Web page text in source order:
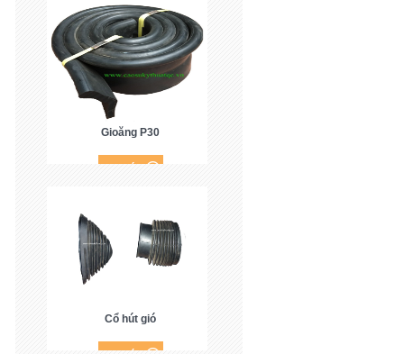
Gioăng P30